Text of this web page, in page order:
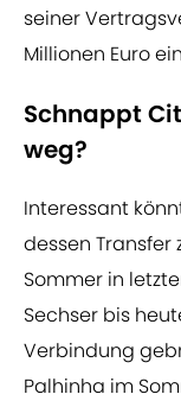
seiner
Millionen Euro
Schnappt
weg?
Interessant
dessen Transfer
Sommer in
Sechser bis
Verbindung
Palhinha im